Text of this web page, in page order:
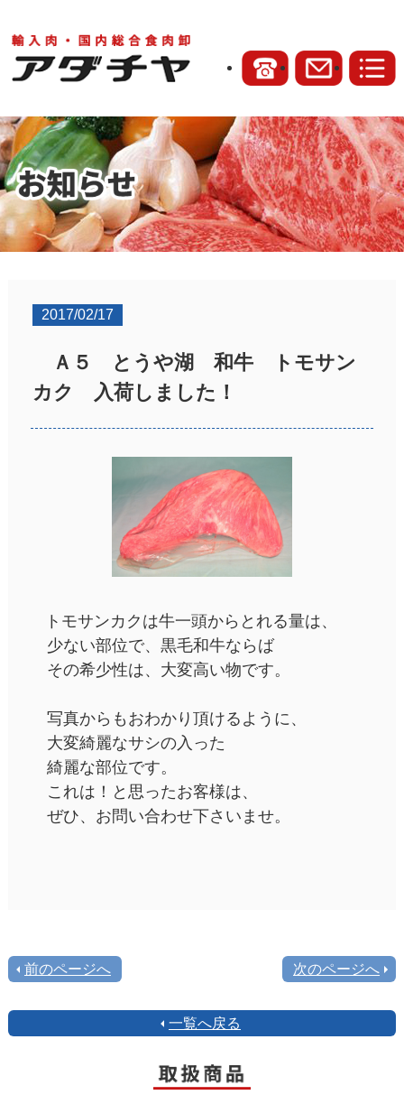
2017/02/17
Ａ５ とうや湖 和牛 トモサン
カク 入荷しました！
トモサンカクは牛一頭からとれる量は、
少ない部位で、黒毛和牛ならば
その希少性は、大変高い物です。
写真からもおわかり頂けるように、
大変綺麗なサシの入った
綺麗な部位です。
これは！と思ったお客様は、
ぜひ、お問い合わせ下さいませ。
前のページへ 次のページへ
一覧へ戻る